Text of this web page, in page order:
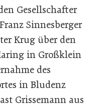
Gesellschafter
Sinnesberger
Krug über den
in Großklein
des
in Bludenz
Grissemann aus